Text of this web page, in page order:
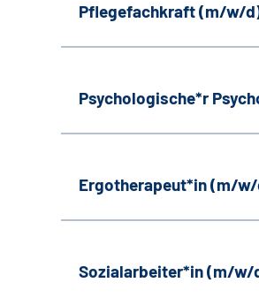
Pflegefachkraft (m/w/
Psychologische*r
Ergotherapeut*in (m/
Sozialarbeiter*in (m/w/